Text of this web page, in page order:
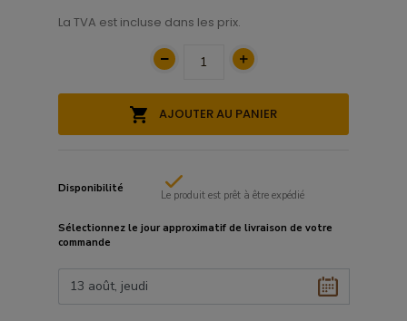
La TVA est incluse dans les prix.
AJOUTER AU PANIER
Disponibilité
Le produit est prêt à être expédié
Sélectionnez le jour approximatif de livraison de votre
commande